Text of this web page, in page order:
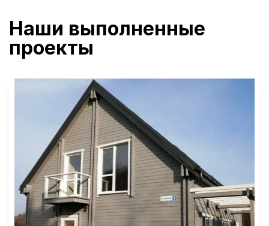
Наши выполненные
проекты